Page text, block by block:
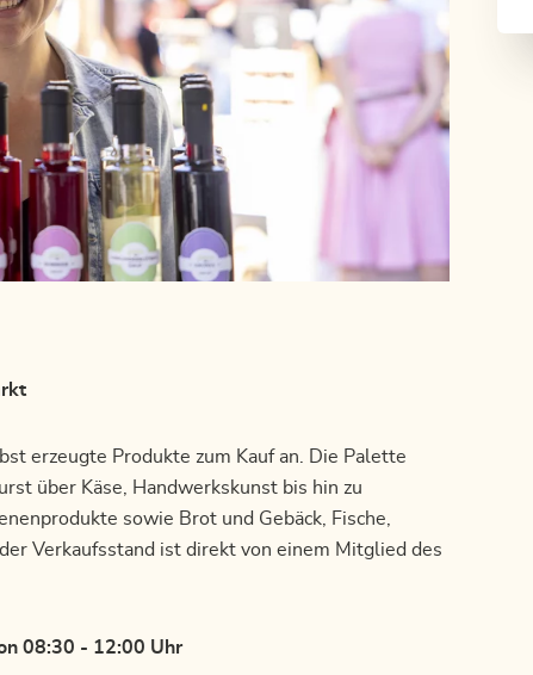
erzeugte Produkte zum Kauf an. Die Palette
über Käse, Handwerkskunst bis hin zu
sowie Brot und Gebäck, Fische,
Verkaufsstand ist direkt von einem Mitglied des
08:30 - 12:00 Uhr